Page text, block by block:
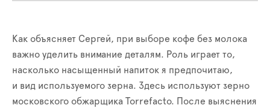
Как объясняет Сергей, при выборе кофе без молока
важно уделить внимание деталям. Роль играет то,
насколько насыщенный напиток я предпочитаю,
и вид используемого зерна. Здесь используют зерно
московского обжарщика Torrefacto. После выяснения